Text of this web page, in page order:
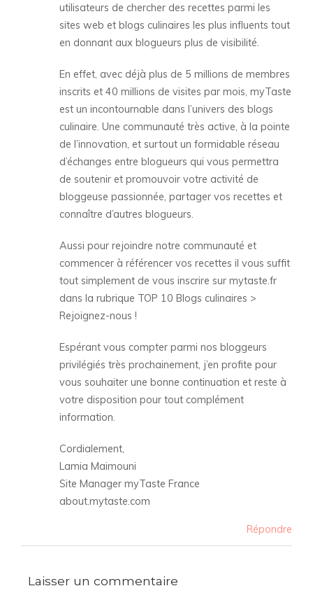
utilisateurs de chercher des recettes parmi les
sites web et blogs culinaires les plus influents tout
en donnant aux blogueurs plus de visibilité.
En effet, avec déjà plus de 5 millions de membres
inscrits et 40 millions de visites par mois, myTaste
est un incontournable dans l’univers des blogs
culinaire. Une communauté très active, à la pointe
de l’innovation, et surtout un formidable réseau
d’échanges entre blogueurs qui vous permettra
de soutenir et promouvoir votre activité de
bloggeuse passionnée, partager vos recettes et
connaître d’autres blogueurs.
Aussi pour rejoindre notre communauté et
commencer à référencer vos recettes il vous suffit
tout simplement de vous inscrire sur mytaste.fr
dans la rubrique TOP 10 Blogs culinaires >
Rejoignez-nous !
Espérant vous compter parmi nos bloggeurs
privilégiés très prochainement, j’en profite pour
vous souhaiter une bonne continuation et reste à
votre disposition pour tout complément
information.
Cordialement,
Lamia Maimouni
Site Manager myTaste France
about.mytaste.com
Répondre
Laisser un commentaire